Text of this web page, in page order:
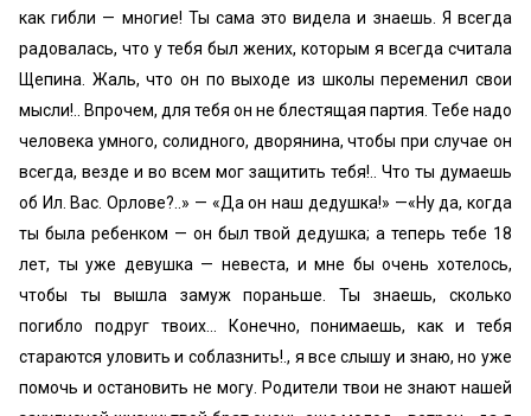
как гибли — многие! Ты сама это видела и знаешь. Я всегда
радовалась, что у тебя был жених, которым я всегда считала
Щепина. Жаль, что он по выходе из школы переменил свои
мысли!.. Впро­чем, для тебя он не блестящая партия. Тебе надо
человека умного, солидного, дворянина, чтобы при случае он
всег­да, везде и во всем мог защитить тебя!.. Что ты думаешь
об Ил. Вас. Орлове?..» — «Да он наш дедушка!» —«Ну да, когда
ты была ребенком — он был твой дедушка; а теперь тебе 18
лет, ты уже девушка — невеста, и мне бы очень хотелось,
чтобы ты вышла замуж пораньше. Ты знаешь, сколько
погибло подруг твоих... Конечно, пони­маешь, как и тебя
стараются уловить и соблазнить!., я все слышу и знаю, но уже
помочь и остановить не могу. Ро­дители твои не знают нашей